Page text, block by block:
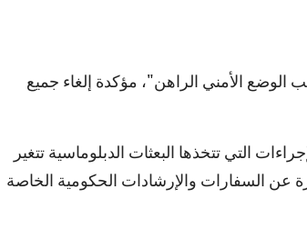
الوضع الأمني الراهن"، مؤكدة إلغاء جميع
التي تتخذها البعثات الدبلوماسية تتغير
عن السفارات والإرشادات الحكومية الخاصة